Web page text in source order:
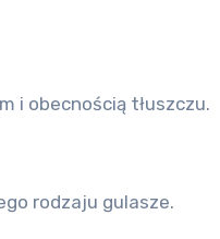
i obecnością tłuszczu.
rodzaju gulasze.